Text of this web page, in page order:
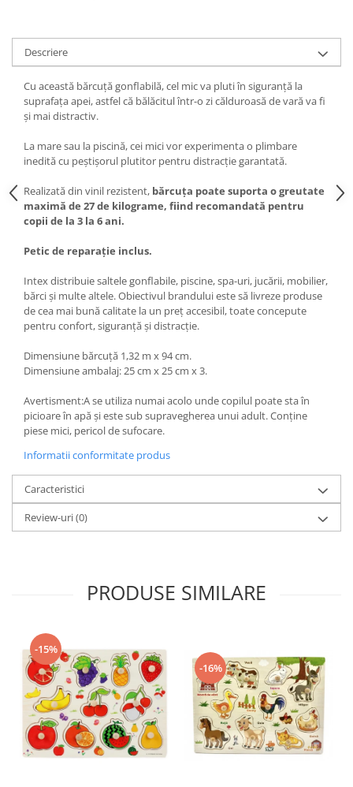
Descriere
Cu această bărcuță gonflabilă, cel mic va pluti în siguranță la
suprafața apei, astfel că bălăcitul într-o zi călduroasă de vară va fi
și mai distractiv.
La mare sau la piscină, cei mici vor experimenta o plimbare
inedită cu peștișorul plutitor pentru distracție garantată.
Realizată din vinil rezistent, bărcuța poate suporta o greutate
maximă de 27 de kilograme, fiind recomandată pentru
copii de la 3 la 6 ani.
Petic de reparație inclus.
Intex distribuie saltele gonflabile, piscine, spa-uri, jucării, mobilier,
bărci și multe altele. Obiectivul brandului este să livreze produse
de cea mai bună calitate la un preț accesibil, toate concepute
pentru confort, siguranță și distracție.
Dimensiune bărcuță 1,32 m x 94 cm.
Dimensiune ambalaj: 25 cm x 25 cm x 3.
Avertisment:A se utiliza numai acolo unde copilul poate sta în
picioare în apă și este sub supravegherea unui adult. Conține
piese mici, pericol de sufocare.
Informatii conformitate produs
Caracteristici
Review-uri(0)
PRODUSE SIMILARE
-15%
-16%